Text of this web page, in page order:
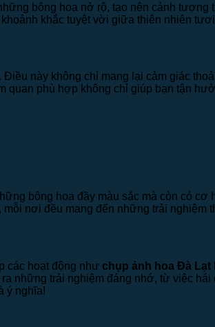
bông hoa nở rộ, tạo nên cảnh tượng
khắc tuyệt vời giữa thiên nhiên
này không chỉ mang lại cảm giác
quan phù hợp không chỉ giúp bạn tận
bông hoa đầy màu sắc mà còn có cơ
nơi đều mang đến những trải nghiệm
các hoạt động như chụp ảnh hoa Đà Lạt
những trải nghiệm đáng nhớ, từ việc
ý nghĩa!